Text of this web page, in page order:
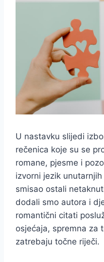
U nastavku slijedi
rečenica koje su se
romane, pjesme i
izvorni jezik
smisao ostali
dodali smo autora i
romantični citati
osjećaja, spremna za
zatrebaju točne riječi.